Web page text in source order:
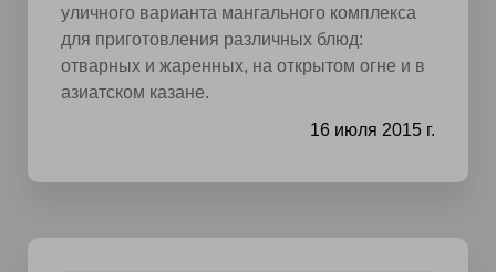
уличного варианта мангального комплекса
для приготовления различных блюд:
отварных и жаренных, на открытом огне и в
азиатском казане.
16 июля 2015 г.